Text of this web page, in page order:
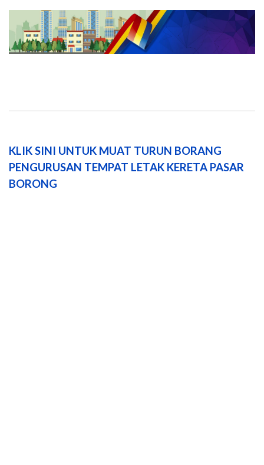
KLIK SINI UNTUK MUAT TURUN BORANG
PENGURUSAN TEMPAT LETAK KERETA PASAR
BORONG